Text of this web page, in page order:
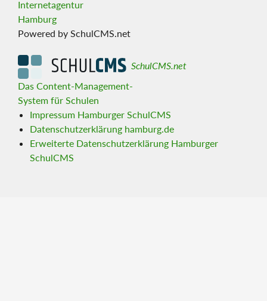
Internetagentur
Hamburg
Powered by SchulCMS.net
SchulCMS.net
Das Content-Management-
System für Schulen
Impressum Hamburger SchulCMS
Datenschutzerklärung hamburg.de
Erweiterte Datenschutzerklärung Hamburger
SchulCMS